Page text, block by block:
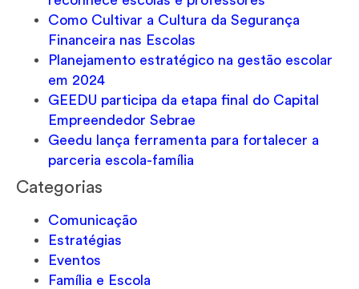
Como Cultivar a Cultura da Segurança
Financeira nas Escolas
Planejamento estratégico na gestão escolar
em 2024
GEEDU participa da etapa final do Capital
Empreendedor Sebrae
Geedu lança ferramenta para fortalecer a
parceria escola-família
Categorias
Comunicação
Estratégias
Eventos
Família e Escola